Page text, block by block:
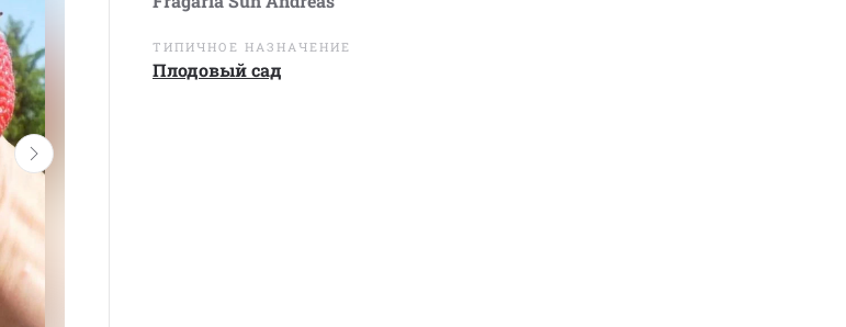
ТИПИЧНОЕ НАЗНАЧЕНИЕ
Плодовый сад